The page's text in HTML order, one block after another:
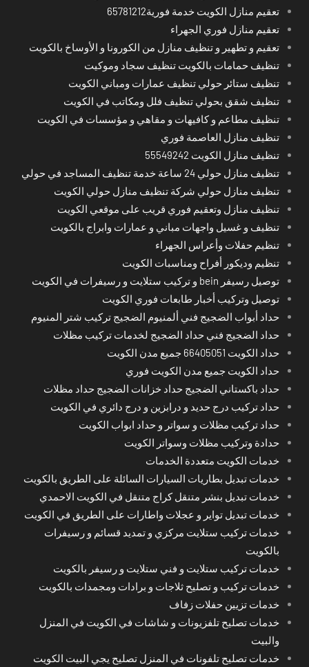
تعقيم منازل الكويت خدمة فورية65781212
تعقيم منازل فوري الجهراء
تعقيم و تطهير و تنظيف منازل من الكورونا و الأوساخ بالكويت
تنظيف حمامات بالكويت تنظيف سجاد وموكيت
تنظيف ستائر حولي تنظيف عمارات ومباني الكويت
تنظيف شقق بحولي تنظيف فلل ومكاتب في الكويت
تنظيف مطاعم و كافيهات و مقاهي و مؤسسات في الكويت
تنظيف منازل العاصمة فوري
تنظيف منازل الكويت 55549242
تنظيف منازل حولي 24 ساعة خدمة تنظيف المساجد في حولي
تنظيف منازل حولي شركة تنظيف منازل حولي الكويت
تنظيف منازل وتعقيم فوري قريب على موقعي الكويت
تنظيف و غسيل واجهات مباني و عمارات وابراج بالكويت
تنظيم حفلات وأعراس الجهراء
تنظيم وديكور أفراح ومناسبات الكويت
توصيل رسيفر bein و تركيب ستلايت و رسيفرات في الكويت
توصيل وتركيب أخبار طابعات فوري الكويت
حداد أبواب الضجيج فني ألمنيوم الضجيج تركيب شتر المنيوم
حداد الضجيج فني حداد الضجيج لخدمات تركيب مظلات
حداد الكويت 66405051 جميع مدن الكويت
حداد الكويت جميع مدن الكويت فوري
حداد باكستاني الضجيج حداد خزانات الضجيج حداد مظلات
حداد تركيب درج حديد و درابزين و درج دائري في الكويت
حداد تركيب مظلات و سواتر و حداد ابواب الكويت
حدادة وتركيب مظلات وسواتر الكويت
خدمات الكويت متعددة الخدمات
خدمات تبديل بطاريات السيارات السائلة على الطريق بالكويت
خدمات تبديل بنشر متنقل كراج متنقل في الكويت الاحمدي
خدمات تبديل تواير و عجلات واطارات على الطريق في الكويت
خدمات تركيب ستلايت مركزي و تمديد قسائم و رسيفرات
بالكويت
خدمات تركيب ستلايت و فني ستلايت و رسيفر بالكويت
خدمات تركيب و تصليح ثلاجات و برادات ومجمدات بالكويت
خدمات تزيين حفلات زفاف
خدمات تصليح تلفزيونات و شاشات في الكويت في المنزل
والبيت
خدمات تصليح تلفونات في المنزل تصليح يجي البيت الكويت